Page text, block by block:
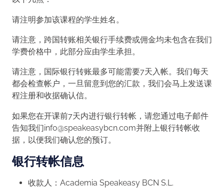
请注明参加该课程的学生姓名。
请注意，跨国转账相关银行手续费或佣金均未包含在我们
学费价格中，此部分应由学生承担。
请注意，国际银行转账最多可能需要7天入帐。我们每天
都会检查帐户，一旦留意到您的汇款，我们会马上发送课
程注册和收据确认信。
如果您在开课前7天内进行银行转帐，请您通过电子邮件
告知我们info@speakeasybcn.com并附上银行转帐收
据，以便我们确认您的预订。
银行转帐信息
收款人：Academia Speakeasy BCN S.L.